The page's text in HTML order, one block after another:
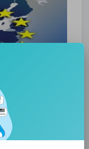
Евросоюз
понятие